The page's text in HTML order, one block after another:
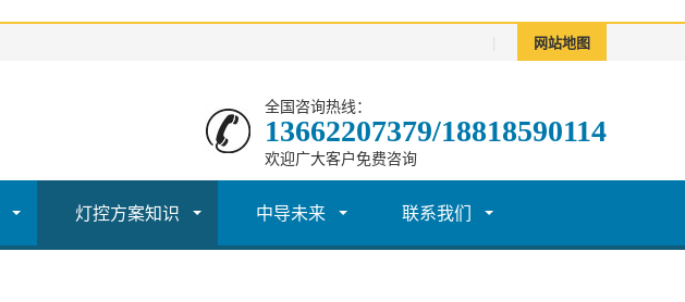
网站地图
全国咨询热线：
13662207379/18818590114
欢迎广大客户免费咨询
灯控方案知识 中导未来 联系我们